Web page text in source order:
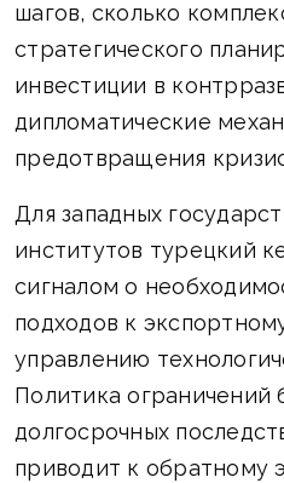
шагов, сколько
стратегического
инвестиции в
дипломатические
предотвращения
Для западных
институтов турецкий
сигналом о
подходов к
управлению
Политика ограничений
долгосрочных
приводит к обратному